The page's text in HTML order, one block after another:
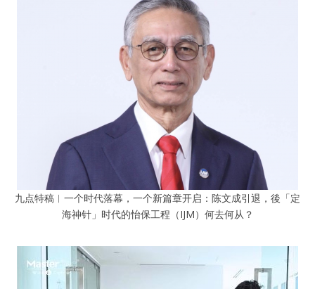
九点特稿︱一个时代落幕，一个新篇章开启：陈文成引退，後「定
海神针」时代的怡保工程（IJM）何去何从？